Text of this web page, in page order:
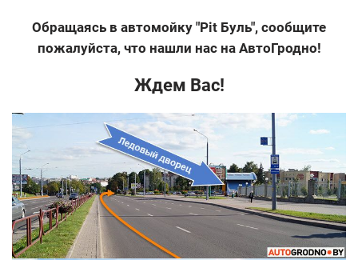
Обращаясь в автомойку "Pit Буль", сообщите
пожалуйста, что нашли нас на АвтоГродно!
Ждем Вас!